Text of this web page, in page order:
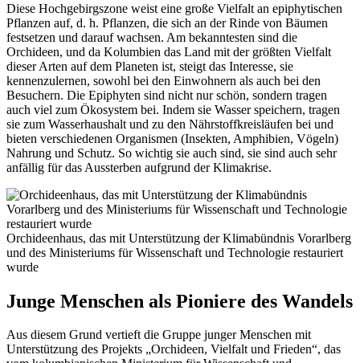
Diese Hochgebirgszone weist eine große Vielfalt an epiphytischen
Pflanzen auf, d. h. Pflanzen, die sich an der Rinde von Bäumen
festsetzen und darauf wachsen. Am bekanntesten sind die
Orchideen, und da Kolumbien das Land mit der größten Vielfalt
dieser Arten auf dem Planeten ist, steigt das Interesse, sie
kennenzulernen, sowohl bei den Einwohnern als auch bei den
Besuchern. Die Epiphyten sind nicht nur schön, sondern tragen
auch viel zum Ökosystem bei. Indem sie Wasser speichern, tragen
sie zum Wasserhaushalt und zu den Nährstoffkreisläufen bei und
bieten verschiedenen Organismen (Insekten, Amphibien, Vögeln)
Nahrung und Schutz. So wichtig sie auch sind, sie sind auch sehr
anfällig für das Aussterben aufgrund der Klimakrise.
Orchideenhaus, das mit Unterstützung der Klimabündnis Vorarlberg
und des Ministeriums für Wissenschaft und Technologie restauriert
wurde
Junge Menschen als Pioniere des Wandels
Aus diesem Grund vertieft die Gruppe junger Menschen mit
Unterstützung des Projekts „Orchideen, Vielfalt und Frieden“, das